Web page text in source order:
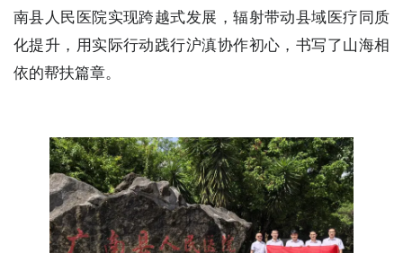
县市
文山市 砚山县 西畴县 麻栗坡县
视频快刷 视频点播 阿文工作室 文山新闻
壮语节目 苗语节目 瑶语节目
南县人民医院实现跨越式发展，辐射带动县域医疗同质
化提升，用实际行动践行沪滇协作初心，书写了山海相
依的帮扶篇章。